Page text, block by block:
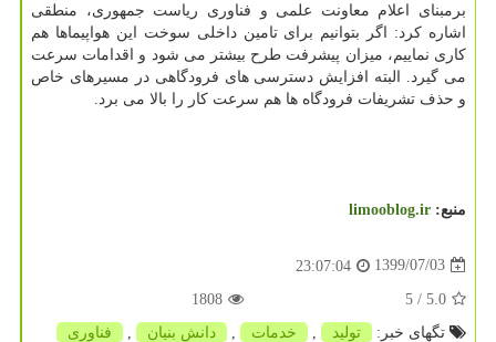
برمبنای اعلام معاونت علمی و فناوری ریاست جمهوری، منطقی
اشاره کرد: اگر بتوانیم برای تامین داخلی سوخت این هواپیماها هم
کاری نماییم، میزان پیشرفت طرح بیشتر می شود و اقدامات سرعت
می گیرد. البته افزایش دسترسی های فرودگاهی در مسیرهای خاص
و حذف تشریفات فرودگاه ها هم سرعت کار را بالا می برد.
منبع: limooblog.ir
1399/07/03
23:07:04
5.0
/ 5
1808
تگهای خبر:
تولید خدمات دانش بنیان فناوری